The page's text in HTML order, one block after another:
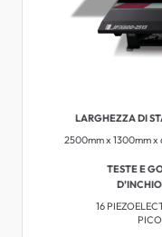
LARGHEZZA DI
2500mm x 1300mm x
TESTE E
16